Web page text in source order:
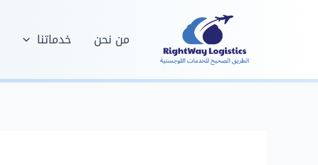
من نحن خدماتنا